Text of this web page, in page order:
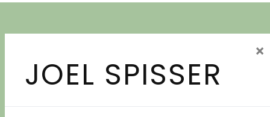
JOEL SPISSER
×